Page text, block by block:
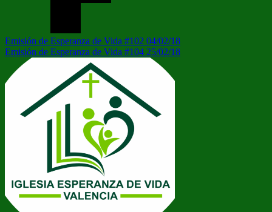
Navegación
de
entradas
Entrada
anterior:
Emisión de Esperanza de Vida #102 04/02/18
Siguiente
entrada:
Emisión de Esperanza de Vida #104 25/02/18